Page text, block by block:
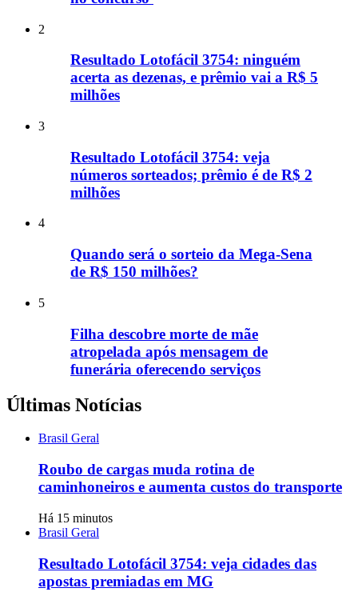
2
Resultado Lotofácil 3754: ninguém
acerta as dezenas, e prêmio vai a R$ 5
milhões
3
Resultado Lotofácil 3754: veja
números sorteados; prêmio é de R$ 2
milhões
4
Quando será o sorteio da Mega-Sena
de R$ 150 milhões?
5
Filha descobre morte de mãe
atropelada após mensagem de
funerária oferecendo serviços
Últimas Notícias
Brasil Geral
Roubo de cargas muda rotina de
caminhoneiros e aumenta custos do transporte
Há 15 minutos
Brasil Geral
Resultado Lotofácil 3754: veja cidades das
apostas premiadas em MG